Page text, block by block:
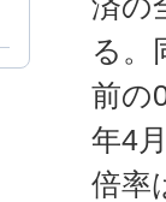
る。
前の
年4
倍率